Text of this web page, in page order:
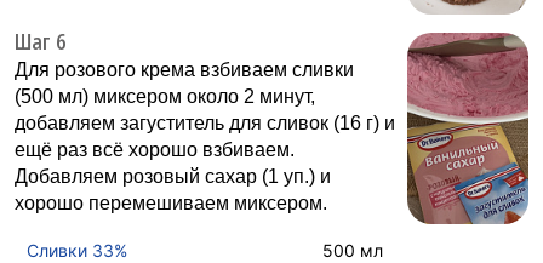
Шаг 6
Для розового крема взбиваем сливки
(500 мл) миксером около 2 минут,
добавляем загуститель для сливок (16 г) и
ещё раз всё хорошо взбиваем.
Добавляем розовый сахар (1 уп.) и
хорошо перемешиваем миксером.
Сливки 33% 500 мл